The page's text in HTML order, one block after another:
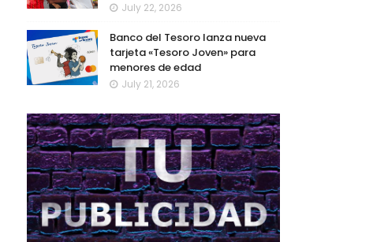
July 22, 2026
Banco del Tesoro lanza nueva
tarjeta «Tesoro Joven» para
menores de edad
July 21, 2026